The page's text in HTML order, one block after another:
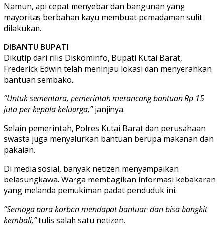
Namun, api cepat menyebar dan bangunan yang
mayoritas berbahan kayu membuat pemadaman sulit
dilakukan.
DIBANTU BUPATI
Dikutip dari rilis Diskominfo, Bupati Kutai Barat,
Frederick Edwin telah meninjau lokasi dan menyerahkan
bantuan sembako.
“Untuk sementara, pemerintah merancang bantuan Rp 15
juta per kepala keluarga,”janjinya.
Selain pemerintah, Polres Kutai Barat dan perusahaan
swasta juga menyalurkan bantuan berupa makanan dan
pakaian.
Di media sosial, banyak netizen menyampaikan
belasungkawa. Warga membagikan informasi kebakaran
yang melanda pemukiman padat penduduk ini.
“Semoga para korban mendapat bantuan dan bisa bangkit
kembali,”tulis salah satu netizen.